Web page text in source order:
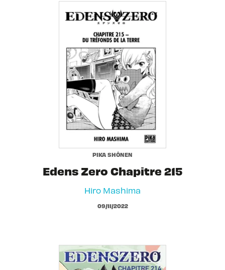
PIKA SHÔNEN
Edens Zero Chapitre 215
Hiro Mashima
09/11/2022